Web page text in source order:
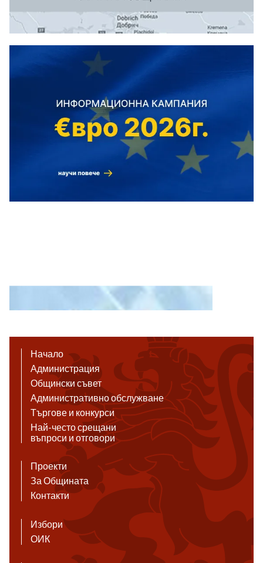
Начало
Администрация
Общински съвет
Административно обслужване
Търгове и конкурси
Най-често срещани
въпроси и отговори
Проекти
За Общината
Контакти
Избори
ОИК